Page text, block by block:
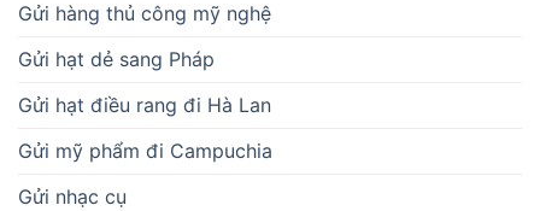
Gửi hàng thủ công mỹ nghệ
Gửi hạt dẻ sang Pháp
Gửi hạt điều rang đi Hà Lan
Gửi mỹ phẩm đi Campuchia
Gửi nhạc cụ